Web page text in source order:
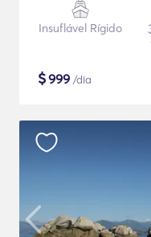
Insuflável Rígido
$999 /dia